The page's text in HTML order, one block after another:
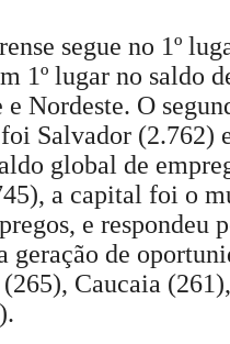
segue no 1º
1º lugar no saldo
Nordeste. O
Salvador (2.762)
global de
a capital foi o
e respondeu
geração de
Caucaia